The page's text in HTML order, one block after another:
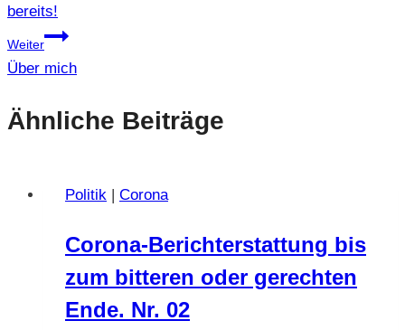
bereits!
Weiter
Über mich
Ähnliche Beiträge
Politik | Corona
Corona-Berichterstattung bis
zum bitteren oder gerechten
Ende. Nr. 02